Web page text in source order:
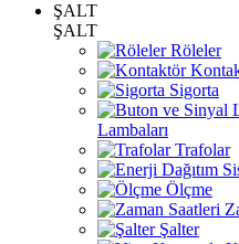
ŞALT
ŞALT
Röleler
Sigorta
Lambaları
Trafolar
Ölçme
Şalter